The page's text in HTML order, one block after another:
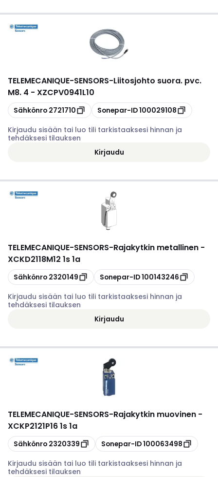
TELEMECANIQUE-SENSORS-Liitosjohto suora. pvc.
M8. 4 - XZCPV0941L10
Kopioi
Sähkönro 2721710 Kopioi
Sonepar-ID100029108
Kirjaudu sisään tai luo tili tarkistaaksesi hinnan ja
tehdäksesi tilauksen
Kirjaudu
TELEMECANIQUE-SENSORS-Rajakytkin metallinen -
XCKD2118M12 1s 1a
Kopioi
Sähkönro 2320149 Kopioi
Sonepar-ID100143246
Kirjaudu sisään tai luo tili tarkistaaksesi hinnan ja
tehdäksesi tilauksen
Kirjaudu
TELEMECANIQUE-SENSORS-Rajakytkin muovinen -
XCKP2121P16 1s 1a
Kopioi
Sähkönro 2320339 Kopioi
Sonepar-ID100063498
Kirjaudu sisään tai luo tili tarkistaaksesi hinnan ja
tehdäksesi tilauksen